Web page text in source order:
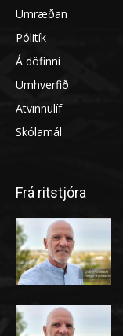
Umræðan
Pólitík
Á döfinni
Umhverfið
Atvinnulíf
Skólamál
Frá ritstjóra